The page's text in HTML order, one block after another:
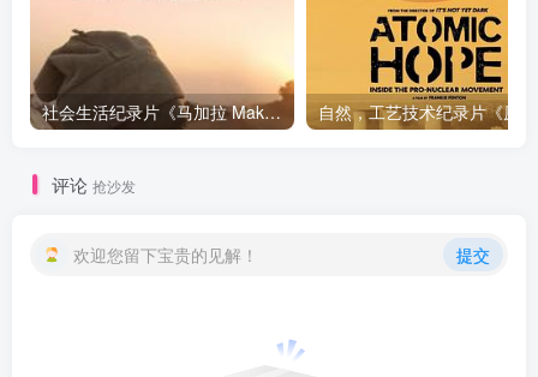
社会生活纪录片《马加拉 Makala》下载
评论 抢沙发
欢迎您留下宝贵的见解！ 提交